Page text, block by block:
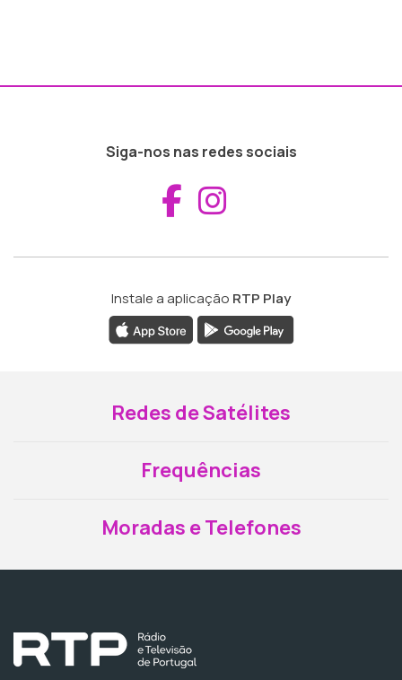
Siga-nos nas redes sociais
Aceder ao
Instale a aplicação RTP Play
Redes de Satélites
Frequências
Moradas e Telefones